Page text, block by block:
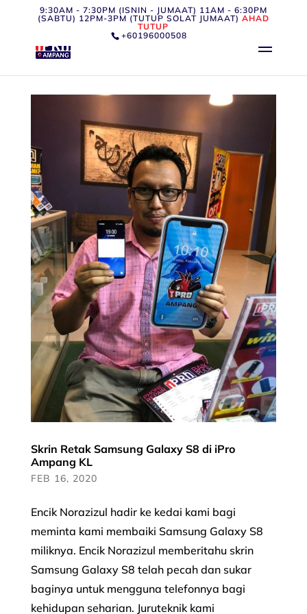
9:30AM - 7:30PM (ISNIN - JUMAAT) 11AM - 6:30PM
(SABTU) 12PM-3PM (TUTUP SOLAT JUMAAT) AHAD
TUTUP
+60196000508
Skrin Retak Samsung Galaxy S8 di iPro
Ampang KL
FEB 16, 2020
Encik Norazizul hadir ke kedai kami bagi
meminta kami membaiki Samsung Galaxy S8
miliknya. Encik Norazizul memberitahu skrin
Samsung Galaxy S8 telah pecah dan sukar
baginya untuk mengguna telefonnya bagi
kehidupan seharian. Juruteknik kami